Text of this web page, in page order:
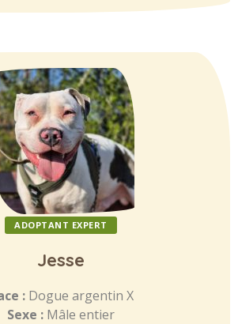
ADOPTANT EXPERT
Jesse
: Dogue argentin X
Sexe : Mâle entier